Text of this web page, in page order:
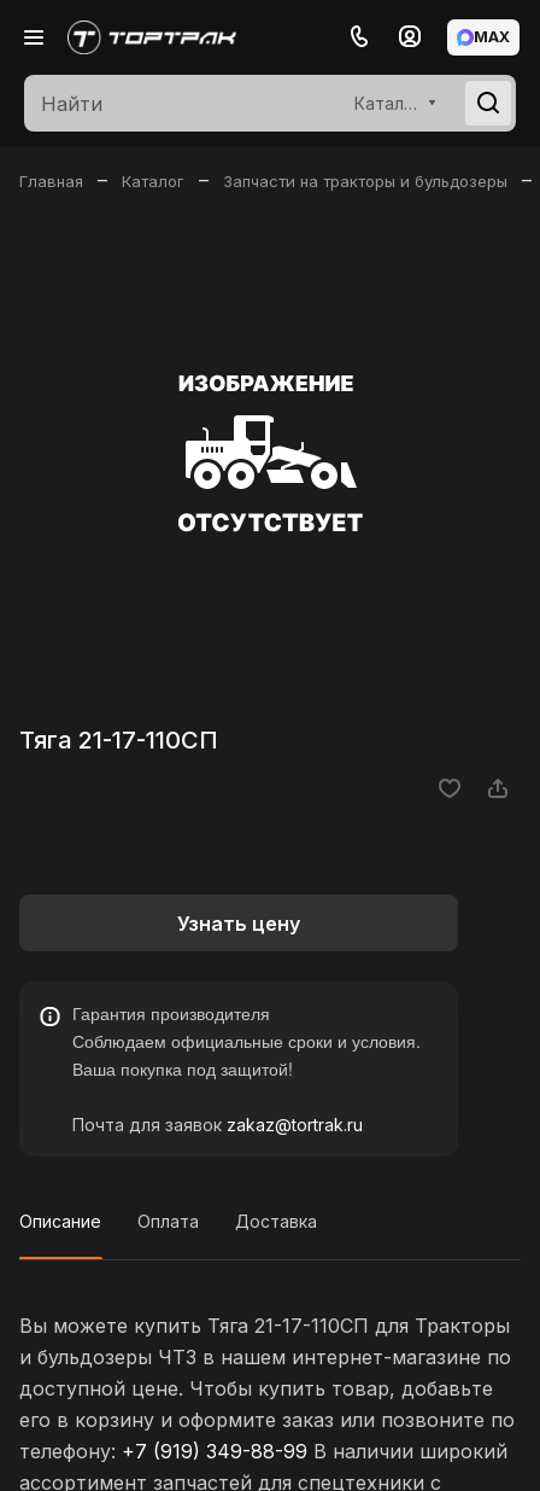
Каталог
MAX
Главная – Каталог – Запчасти на тракторы и бульдозеры –
Тяга 21-17-110СП
Узнать цену
Гарантия производителя
Соблюдаем официальные сроки и условия.
Ваша покупка под защитой!
Почта для заявок zakaz@tortrak.ru
Описание Оплата Доставка
Вы можете купить Тяга 21-17-110СП для Тракторы
и бульдозеры ЧТЗ в нашем интернет-магазине по
доступной цене. Чтобы купить товар, добавьте
его в корзину и оформите заказ или позвоните по
телефону: +7 (919) 349-88-99 В наличии широкий
ассортимент запчастей для спецтехники с